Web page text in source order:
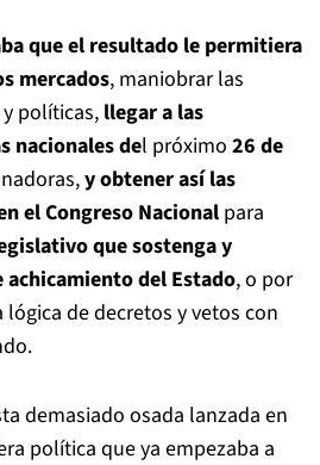
que el resultado le permitiera
mercados, maniobrar las
políticas, llegar a las
nacionales del próximo 26 de
y obtener así las
el Congreso Nacionalpara
que sostenga y
achicamiento del Estado, o por
de decretos y vetos con
demasiado osada lanzada en
política que ya empezaba a